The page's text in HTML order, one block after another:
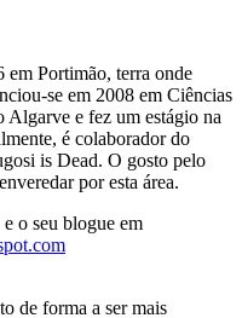
em Portimão, terra onde
se em 2008 em Ciências
e fez um estágio na
é colaborador do
is Dead. O gosto pelo
por esta área.
o seu blogue em
de forma a ser mais